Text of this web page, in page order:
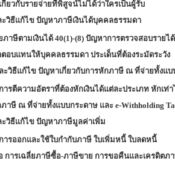
ยวกับรายจ่ายที่พิสูจน์ไม่ได้ว่าใครเป็นผู้รับ
วิธีแก้ไข ปัญหาภาษีเงินได้บุคคลธรรมดา
ภาษีตามเงินได้ 40(1)-(8) ปัญหาการตรวจสอบราย
อบแทนให้บุคคลธรรมดา ประเด็นที่ต้องระมัดระวัง
วิธีแก้ไข ปัญหาเกี่ยวกับการหักภาษี ณ ที่จ่ายทั้งแบ
รตีความอัตราที่ต้องหักเงินได้แต่ละประเภท หักเท่า
าษี ณ ที่จ่ายทั้งแบบกระดาษ และ e-Withholding
วิธีแก้ไข ปัญหาภาษีมูลค่าเพิ่ม
รออกและใช้ใบกำกับภาษี ใบเพิ่มหนี้ ใบลดหนี้
การเฉลี่ยภาษีซื้อ-ภาษีขาย การขอคืนและเครดิตภ